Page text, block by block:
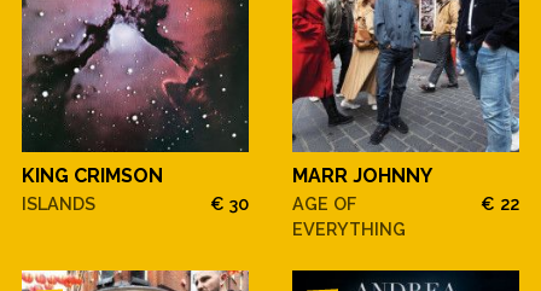
KING CRIMSON
ISLANDS € 30
MARR JOHNNY
AGE OF
EVERYTHING
€ 22